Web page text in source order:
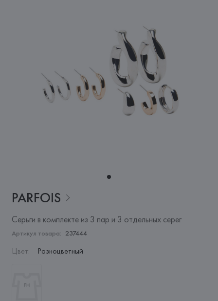
PARFOIS
Серьги в комплекте из 3 пар и 3 отдельных серег
Артикул товара: 237444
Цвет: Разноцветный